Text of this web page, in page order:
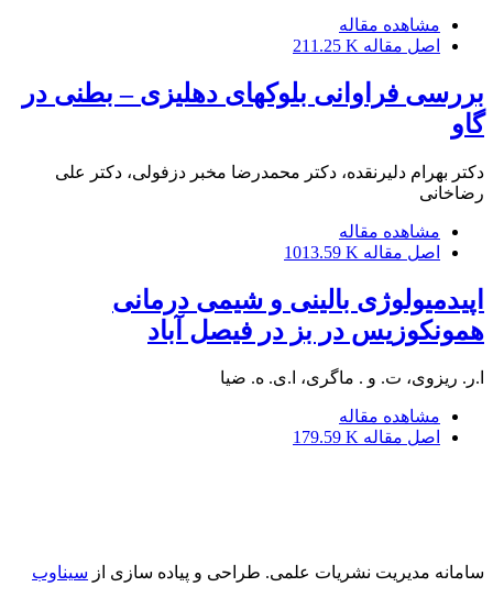
مشاهده مقاله
اصل مقاله 211.25 K
بررسی فراوانی بلوکهای دهلیزی – بطنی در
گاو
دکتر بهرام دلیرنقده، دکتر محمدرضا مخبر دزفولی، دکتر علی
رضاخانی
مشاهده مقاله
اصل مقاله 1013.59 K
اپیدمیولوژی بالینی و شیمی درمانی
همونکوزیس در بز در فیصل آباد
ا.ر. ریزوی، ت. و . ماگری، ا.ی. ه. ضیا
مشاهده مقاله
اصل مقاله 179.59 K
سامانه مدیریت نشریات علمی. طراحی و پیاده سازی از سیناوب